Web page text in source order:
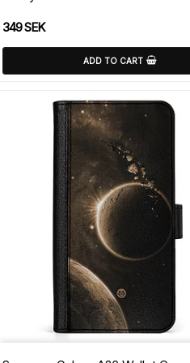
349 SEK
ADD TO CART
to list of favorites